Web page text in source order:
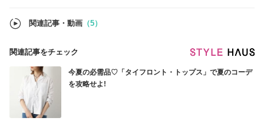
関連記事・動画 （5）
関連記事をチェック
今夏の必需品♡「タイフロント・トップス」で夏のコーデ
を攻略せよ!